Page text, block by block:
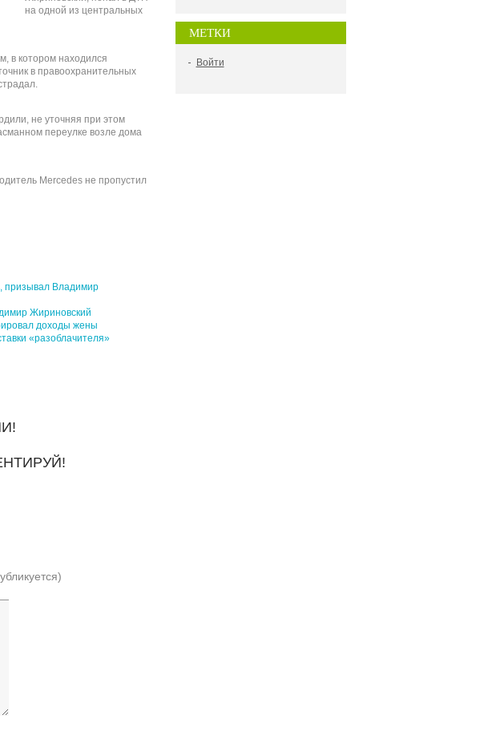
МЕТКИ
Войти
на одной из центральных
в котором находился
в правоохранительных
не уточняя при этом
переулке возле дома
Mercedes не пропустил
призывал Владимир
Жириновский
доходы жены
«разоблачителя»